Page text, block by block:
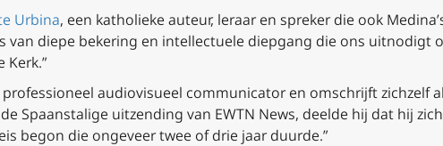
Urbina, een katholieke auteur, leraar en spreker die ook
van diepe bekering en intellectuele diepgang die ons uitnodigt
Kerk.”
audiovisueel communicator en omschrijft zichzelf
Spaanstalige uitzending van EWTN News, deelde hij dat hij
begon die ongeveer twee of drie jaar duurde.”